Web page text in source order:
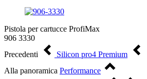
Pistola per cartucce ProfiMax
906 3330
Precedenti
Silicon pro4 Premium
Alla panoramica Performance